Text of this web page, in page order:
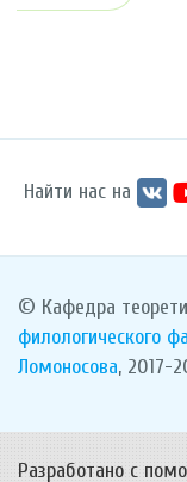
Найти нас на
© Кафедра
филологического
Ломоносова, 2017-
Разработано с